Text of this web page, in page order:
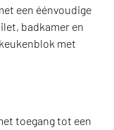
een éénvoudige
badkamer en
met
toegang tot een